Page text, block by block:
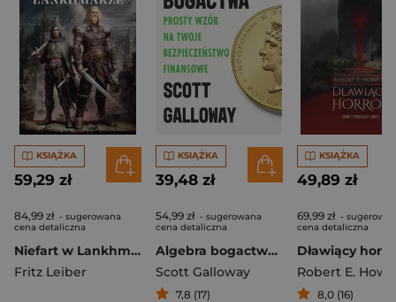
KSIĄŻKA
59,29 zł
84,99 zł - sugerowana
cena detaliczna
Niefart w Lankhmarze. Opowieści o Fafhrdzie i Szarym Myszołapie
Fritz Leiber
KSIĄŻKA
39,48 zł
54,99 zł - sugerowana
cena detaliczna
Algebra bogactwa. Prosty wzór na twoje bezpieczeństwo finansowe
Scott Galloway
7,8 (17)
KSIĄŻKA
49,89 zł
69,99 zł -
cena detaliczna
Robert E.
8,0 (16)